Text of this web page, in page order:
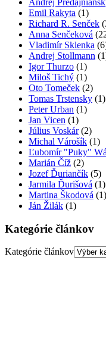
Emil Rakyta (1)
Richard R. Senček
Anna Senčeková
Vladimír Sklenka
Andrej Stollmann
Igor Thurzo (1)
Miloš Tichý (1)
Oto Tomeček (2)
Tomas Trstensky (1)
Peter Urban (1)
Jan Vicen (1)
Július Voskár(2)
Michal Várošík (1)
Ľubomír "Puky"
Marián Číž (2)
Jozef Ďuriančík (5)
Jarmila Ďurišová (1)
Martina Škodová (1)
Ján Žilák (1)
Kategórie článkov
Kategórie článkov